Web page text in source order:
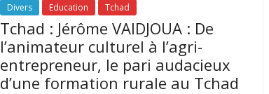
Divers Education Tchad
Tchad : Jérôme VAIDJOUA : De
l’animateur culturel à l’agri-
entrepreneur, le pari audacieux
d’une formation rurale au Tchad